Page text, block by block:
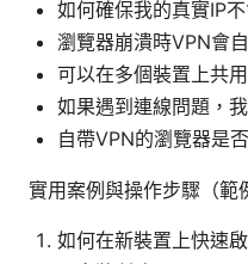
如何確保我的真實IP
瀏覽器崩潰時VPN會
可以在多個裝置上共
如果遇到連線問題，
自帶VPN的瀏覽器是
實用案例與操作步驟（範
如何在新裝置上快速